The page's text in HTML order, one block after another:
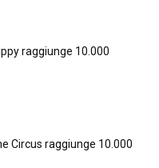
raggiunge 10.000
Circus raggiunge 10.000